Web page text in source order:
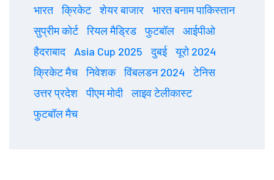
भारत क्रिकेट शेयर बाजार
भारत बनाम पाकिस्तान
सुप्रीम कोर्ट
रियल मैड्रिड फुटबॉल
आईपीओ
हैदराबाद
Asia Cup 2025 दुबई
यूरो 2024
क्रिकेट मैच
निवेशक विंबलडन 2024
टेनिस
उत्तर प्रदेश
पीएम मोदी
लाइव टेलीकास्ट
फुटबॉल मैच